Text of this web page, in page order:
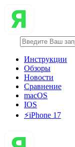
Инструкции
Обзоры
Новости
Сравнение
macOS
IOS
⚡️iPhone 17